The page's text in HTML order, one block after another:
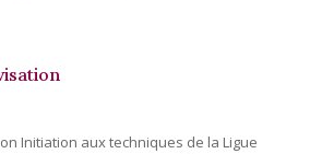
Initiation aux techniques de la Ligue